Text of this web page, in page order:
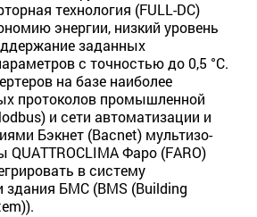
технология (FULL-DC)
энергии, низкий уровень
заданных
с точностью до 0,5 °С.
на базе наиболее
протоколов промышленной
и сети автоматизации и
Бэкнет (Bacnet) мультизо­
Фаро (FARO)
в систему
здания БМС (BMS (Building